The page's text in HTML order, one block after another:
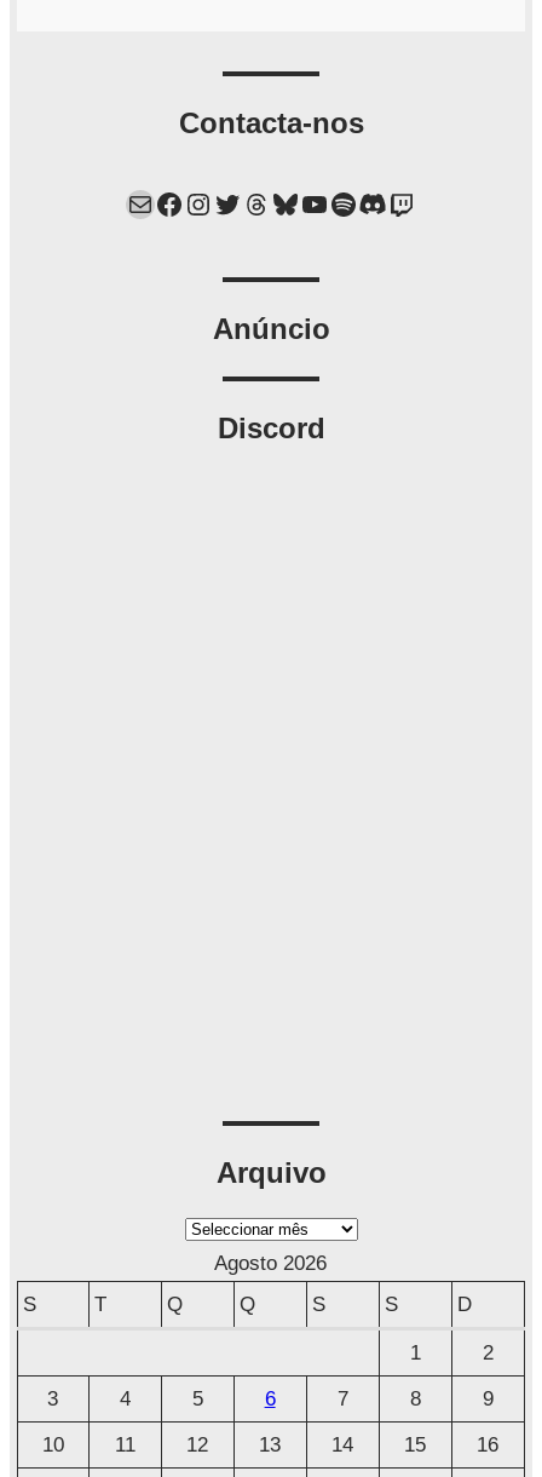
Contacta-nos
Mail Facebook Instagram Twitter Threads Bluesky YouTube Spotify Discord Twitch
Anúncio
Discord
Arquivo
A
v
o
Agosto 2026
S
T Q Q S S D
1
2
3
4 5 6 7 8
9
10
11 12 13 14 15
16